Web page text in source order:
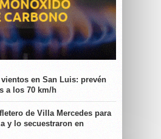
en San Luis: prevén
a los 70 km/h
de Villa Mercedes para
y lo secuestraron en